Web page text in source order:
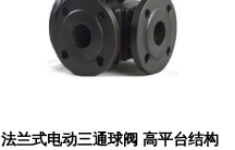
法兰式电动三通球阀 高平台结构